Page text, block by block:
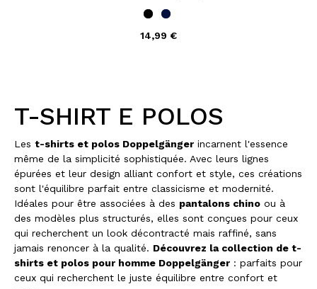
14,99 €
T-SHIRT E POLOS
Les t-shirts et polos Doppelgänger incarnent l'essence
même de la simplicité sophistiquée. Avec leurs lignes
épurées et leur design alliant confort et style, ces créations
sont l'équilibre parfait entre classicisme et modernité.
Idéales pour être associées à des pantalons chino ou à
des modèles plus structurés, elles sont conçues pour ceux
qui recherchent un look décontracté mais raffiné, sans
jamais renoncer à la qualité. Découvrez la collection de t-
shirts et polos pour homme Doppelgänger : parfaits pour
ceux qui recherchent le juste équilibre entre confort et